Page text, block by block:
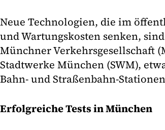
Neue Technologien, die im
und Wartungskosten senken,
Münchner Verkehrsgesellschaft
Stadtwerke München (SWM),
Bahn- und Straßenbahn-
Erfolgreiche Tests in München